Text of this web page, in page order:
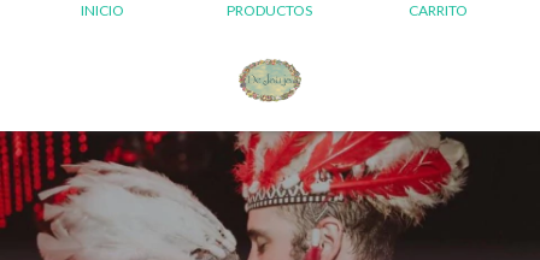
INICIO PRODUCTOS CARRITO